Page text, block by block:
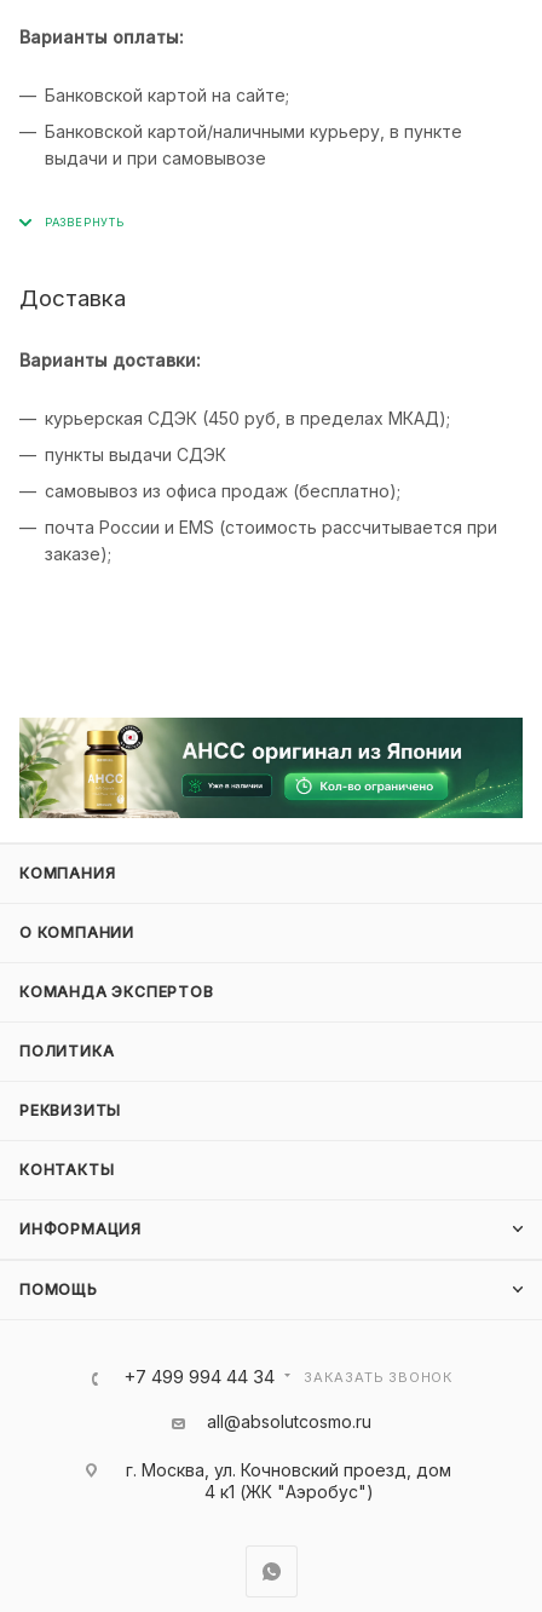
Варианты оплаты:
Банковской картой на сайте;
Банковской картой/наличными курьеру, в пункте
выдачи и при самовывозе
Доставка
Варианты доставки:
курьерская СДЭК (450 руб, в пределах МКАД);
пункты выдачи СДЭК
самовывоз из офиса продаж (бесплатно);
почта России и EMS (стоимость рассчитывается при
заказе);
КОМПАНИЯ
О КОМПАНИИ
КОМАНДА ЭКСПЕРТОВ
ПОЛИТИКА
РЕКВИЗИТЫ
КОНТАКТЫ
ИНФОРМАЦИЯ
ПОМОЩЬ
+7 499 994 44 34 ЗАКАЗАТЬ ЗВОНОК
all@absolutcosmo.ru
г. Москва, ул. Кочновский проезд, дом
4 к1 (ЖК "Аэробус")